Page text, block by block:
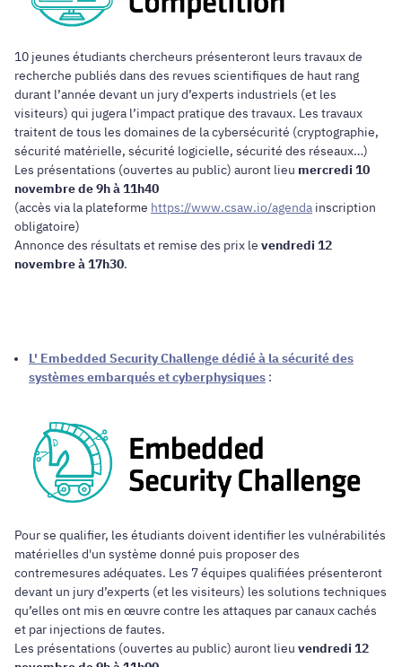
10 jeunes étudiants chercheurs présenteront leurs travaux de
recherche publiés dans des revues scientifiques de haut rang
durant l’année devant un jury d’experts industriels (et les
visiteurs) qui jugera l’impact pratique des travaux. Les travaux
traitent de tous les domaines de la cybersécurité (cryptographie,
sécurité matérielle, sécurité logicielle, sécurité des réseaux…)
Les présentations (ouvertes au public) auront lieu mercredi 10
novembre de 9h à 11h40
(accès via la plateforme https://www.csaw.io/agenda inscription
obligatoire)
Annonce des résultats et remise des prix le vendredi 12
novembre à 17h30.
L' Embedded Security Challenge dédié à la sécurité des
systèmes embarqués et cyberphysiques :
Pour se qualifier, les étudiants doivent identifier les vulnérabilités
matérielles d'un système donné puis proposer des
contremesures adéquates. Les 7 équipes qualifiées présenteront
devant un jury d’experts (et les visiteurs) les solutions techniques
qu’elles ont mis en œuvre contre les attaques par canaux cachés
et par injections de fautes.
Les présentations (ouvertes au public) auront lieu vendredi 12